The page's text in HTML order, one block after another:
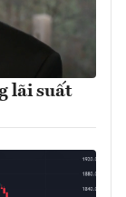
lãi suất